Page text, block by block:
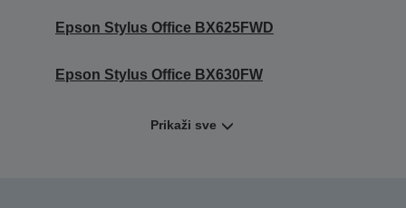
Epson Stylus Office BX625FWD
Epson Stylus Office BX630FW
Prikaži sve